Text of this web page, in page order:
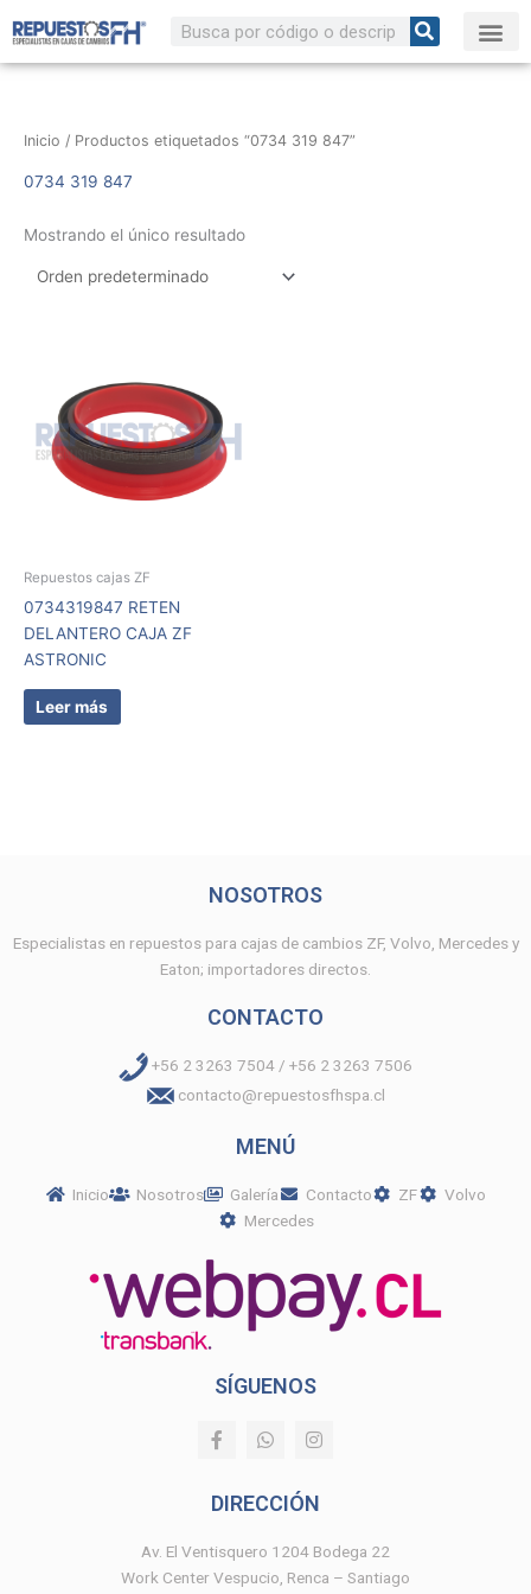
contenido
Buscar
Inicio / Productos etiquetados “0734 319 847”
0734 319 847
Mostrando el único resultado
Repuestos cajas ZF
0734319847 RETEN
DELANTERO CAJA ZF
ASTRONIC
Leer más
NOSOTROS
Especialistas en repuestos para cajas de cambios ZF, Volvo, Mercedes y
Eaton; importadores directos.
CONTACTO
+56 2 3263 7504 / +56 2 3263 7506
contacto@repuestosfhspa.cl
MENÚ
Inicio Nosotros Galería Contacto ZF
Volvo
Mercedes
SÍGUENOS
F
a
b
o
k
-
W
h
s
p
p
I
n
a
r
a
m
DIRECCIÓN
Av. El Ventisquero 1204 Bodega 22
Work Center Vespucio, Renca – Santiago